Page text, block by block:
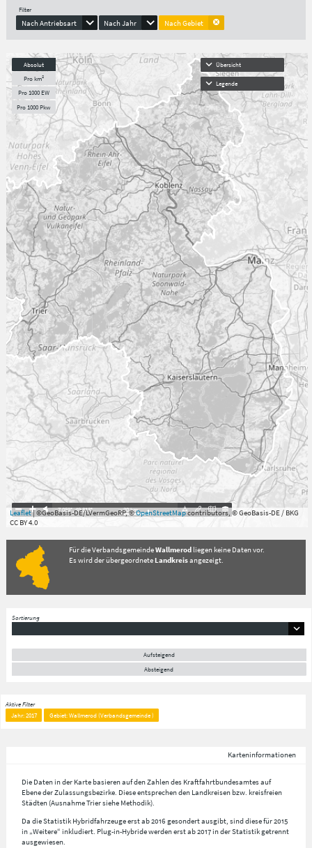
Filter
Nach Antriebsart Nach Jahr Nach Gebiet
Absolut
Pro km²
Pro 1000 EW
Pro 1000 Pkw
Übersicht
Legende
7.059°,49.813° 20km
Leaflet| ©GeoBasis-DE/LVermGeoRP, ©OpenStreetMapcontributors, © GeoBasis-DE / BKG
CC BY 4.0
Für die VerbandsgemeindeWallmerod liegen keine Daten vor.
Es wird der übergeordneteLandkreisangezeigt.
Sortierung
Aufsteigend
Absteigend
Aktive Filter
Jahr: 2017
Gebiet: Wallmerod (Verbandsgemeinde )
Karteninformationen
Die Daten in der Karte basieren auf den Zahlen des Kraftfahrtbundesamtes auf
Ebene der Zulassungsbezirke. Diese entsprechen den Landkreisen bzw. kreisfreien
Städten (Ausnahme Trier siehe Methodik).
Da die Statistik Hybridfahrzeuge erst ab 2016 gesondert ausgibt, sind diese für 2015
in „Weitere“ inkludiert. Plug-in-Hybride werden erst ab 2017 in der Statistik getrennt
ausgewiesen.